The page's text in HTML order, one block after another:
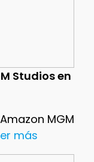
Studios en
MGM
más